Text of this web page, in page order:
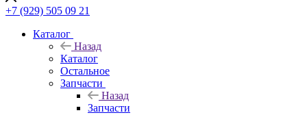
+7 (929) 505 09 21
Каталог
Назад
Каталог
Остальное
Запчасти
Назад
Запчасти